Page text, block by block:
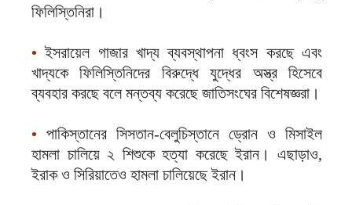
ফিলিস্তিনিরা।
• ইসরায়েল গাজার খাদ্য ব্যবস্থাপনা ধ্বংস করছে এবং
খাদ্যকে ফিলিস্তিনিদের বিরুদ্ধে যুদ্ধের অস্ত্র হিসেবে
ব্যবহার করছে বলে মন্তব্য করেছে জাতিসংঘের বিশেষজ্ঞরা।
• পাকিস্তানের সিসতান-বেলুচিস্তানে ড্রোন ও মিসাইল
হামলা চালিয়ে ২ শিশুকে হত্যা করেছে ইরান। এছাড়াও,
ইরাক ও সিরিয়াতেও হামলা চালিয়েছে ইরান।